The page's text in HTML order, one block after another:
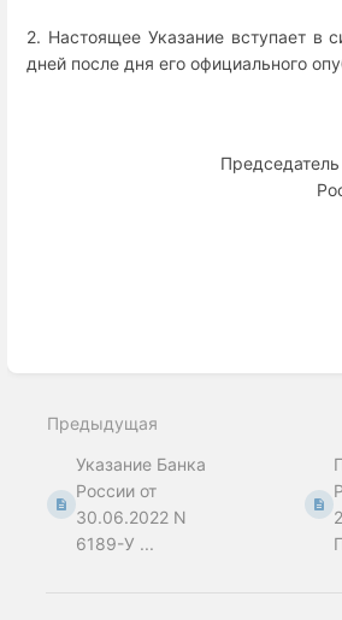
2. Настоящее Указание вступает в
дней после дня его официального
mode
Предыдущая
Указание Банка
России от
30.06.2022 N
6189-У ...